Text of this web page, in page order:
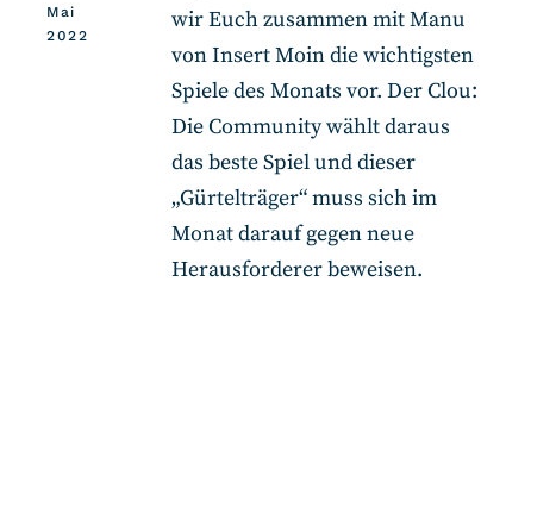
Mai
2022
wir Euch zusammen mit Manu
von Insert Moin die wichtigsten
Spiele des Monats vor. Der Clou:
Die Community wählt daraus
das beste Spiel und dieser
„Gürtelträger“ muss sich im
Monat darauf gegen neue
Herausforderer beweisen.